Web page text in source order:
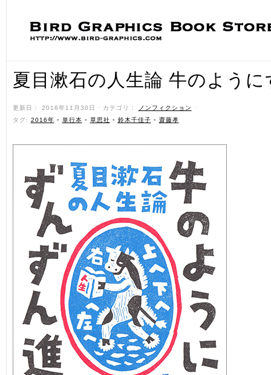
夏目漱石の人生論 牛のよう
更新日： 2016年11月30日 ˑ カテゴリ： ノンフィクション
ˑ
タグ: 2016年 • 単行本 • 草思社 • 鈴木千佳子 • 齋藤孝